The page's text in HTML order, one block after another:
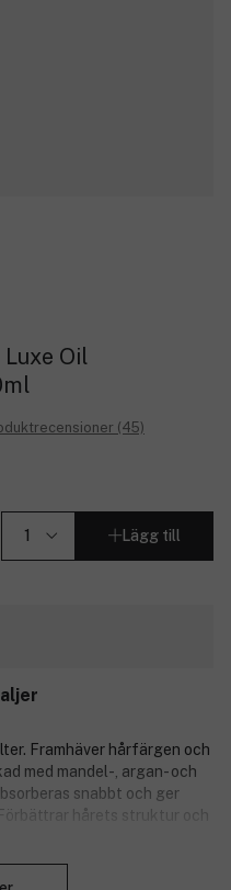
Oil
(45)
Lägg till
Framhäver hårfärgen och
med mandel-, argan- och
snabbt och ger
hårets struktur och